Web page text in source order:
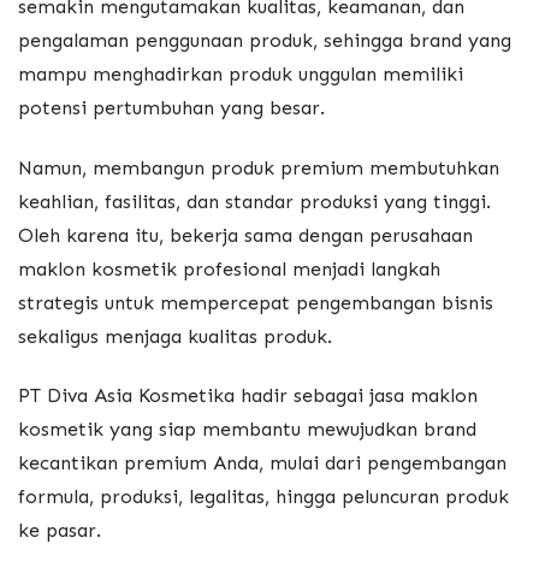
semakin mengutamakan kualitas, keamanan, dan
pengalaman penggunaan produk, sehingga brand yang
mampu menghadirkan produk unggulan memiliki
potensi pertumbuhan yang besar.
Namun, membangun produk premium membutuhkan
keahlian, fasilitas, dan standar produksi yang tinggi.
Oleh karena itu, bekerja sama dengan perusahaan
maklon kosmetik profesional menjadi langkah
strategis untuk mempercepat pengembangan bisnis
sekaligus menjaga kualitas produk.
PT Diva Asia Kosmetika hadir sebagai jasa maklon
kosmetik yang siap membantu mewujudkan brand
kecantikan premium Anda, mulai dari pengembangan
formula, produksi, legalitas, hingga peluncuran produk
ke pasar.